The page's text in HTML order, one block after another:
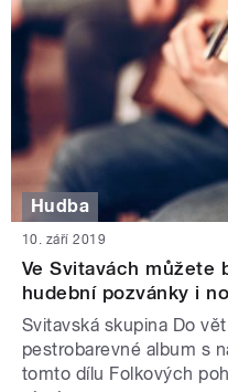
Hudba
10. září 2019
Ve Svitavách můžete
hudební pozvánky i
Svitavská skupina Do
pestrobarevné album s
tomto dílu Folkových